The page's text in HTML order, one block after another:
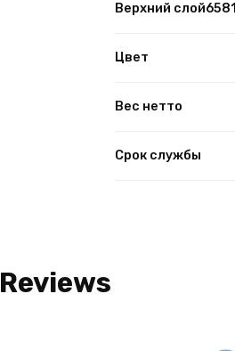
Верхний слой6581
Цвет
Вес нетто
Срок службы
Reviews